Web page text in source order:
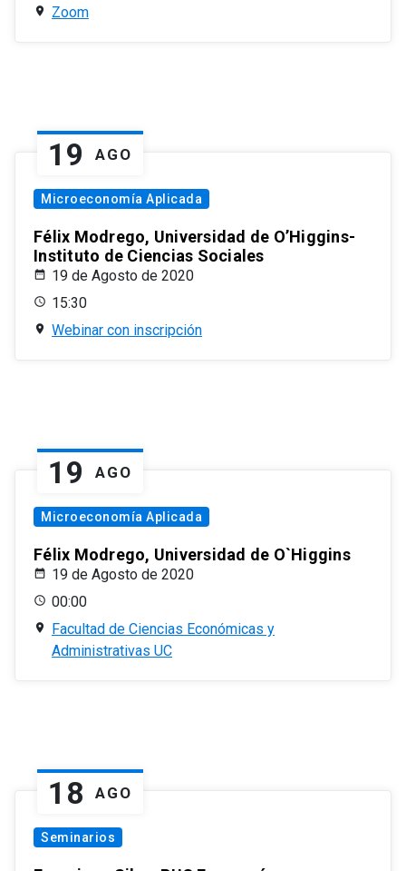
Zoom
19 AGO
Microeconomía Aplicada
Félix Modrego, Universidad de O’Higgins-
Instituto de Ciencias Sociales
19 de Agosto de 2020
15:30
Webinar con inscripción
19 AGO
Microeconomía Aplicada
Félix Modrego, Universidad de O`Higgins
19 de Agosto de 2020
00:00
Facultad de Ciencias Económicas y
Administrativas UC
18 AGO
Seminarios